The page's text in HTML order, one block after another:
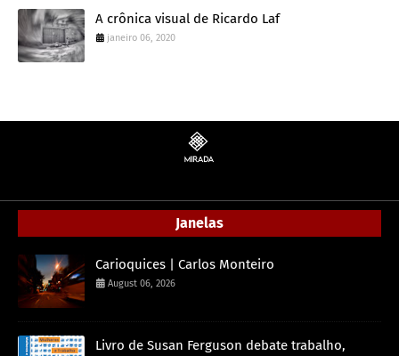
A crônica visual de Ricardo Laf
janeiro 06, 2020
Janelas
Carioquices | Carlos Monteiro
August 06, 2026
Livro de Susan Ferguson debate trabalho,